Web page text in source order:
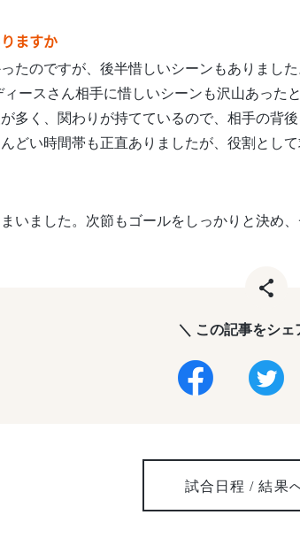
ますか
たのですが、後半惜しいシーンもありまし
ースさん相手に惜しいシーンも沢山あっ
多く、関わりが持てているので、相手の背
どい時間帯も正直ありましたが、役割とし
いました。次節もゴールをしっかりと決め
＼ この記事をシェ
試合日程 / 結果